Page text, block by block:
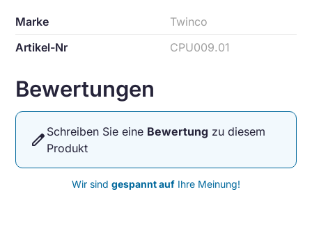
Marke
Twinco
Artikel-Nr
CPU009.01
Bewertungen
edit Schreiben Sie eine Bewertung zu diesem
Produkt
Wir sind gespannt auf Ihre Meinung!